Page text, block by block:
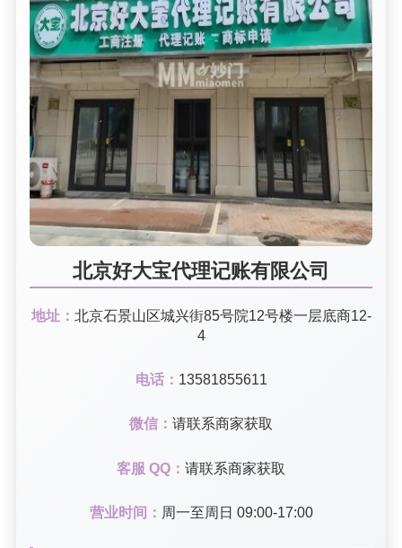
北京好大宝代理记账有限公司
地址： 北京石景山区城兴街85号院12号楼一层底商12-
4
电话： 13581855611
微信： 请联系商家获取
客服 QQ： 请联系商家获取
营业时间： 周一至周日 09:00-17:00